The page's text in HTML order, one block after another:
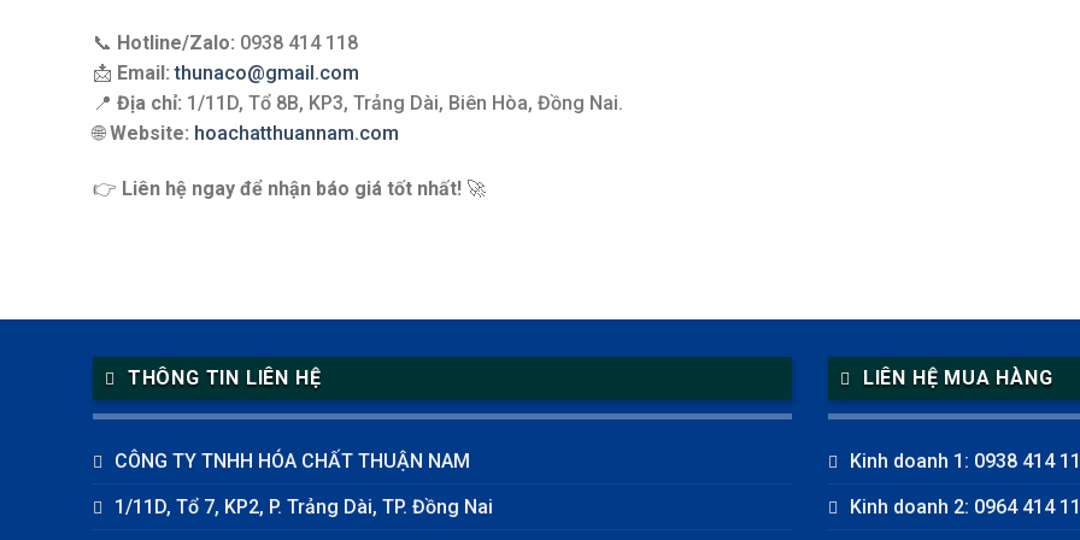
📞 Hotline/Zalo: 0938 414 118
📩 Email: thunaco@gmail.com
📍 Địa chỉ: 1/11D, Tổ 8B, KP3, Trảng Dài, Biên Hòa, Đồng Nai.
🌐Website: hoachatthuannam.com
👉 Liên hệ ngay để nhận báo giá tốt nhất! 🚀
THÔNG TIN LIÊN HỆ
CÔNG TY TNHH HÓA CHẤT THUẬN NAM
1/11D, Tổ 7, KP2, P. Trảng Dài, TP. Đồng Nai
LIÊN HỆ MUA HÀNG
Kinh doanh 1: 0938 414
Kinh doanh 2: 0964 414